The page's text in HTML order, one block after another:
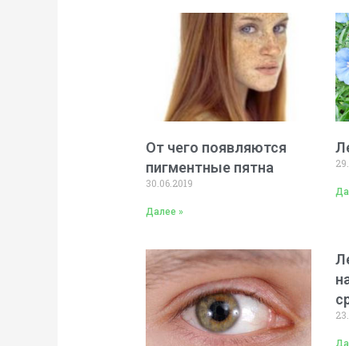
От чего появляются
пигментные пятна
30.06.2019
Далее »